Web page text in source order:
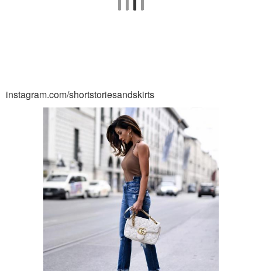
instagram.com/shortstoriesandskirts